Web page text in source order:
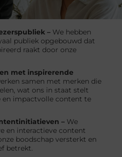
– We hebben
publiek opgebouwd dat
raakt door onze
met inspirerende
samen met merken die
wat ons in staat stelt
en impactvolle content te
– We
en interactieve content
boodschap versterkt en
betrekt.